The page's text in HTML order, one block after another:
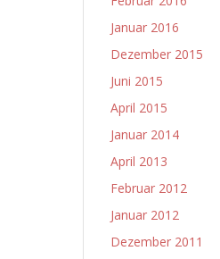
Januar 2016
Dezember 2015
Juni 2015
April 2015
Januar 2014
April 2013
Februar 2012
Januar 2012
Dezember 2011